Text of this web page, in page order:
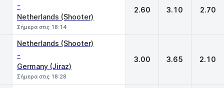
-
Netherlands (Shooter)
Σήμερα στις 18:14
2.60 3.10 2.70
Netherlands (Shooter)
-
Germany (Jiraz)
Σήμερα στις 18:28
3.00 3.65 2.10